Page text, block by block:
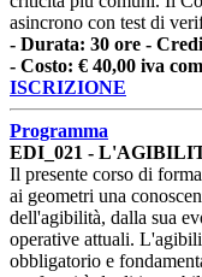
asincrono con test di
- Durata: 30 ore -
- Costo: € 40,00 iva
ISCRIZIONE
Programma
EDI_021 -
Il presente corso di
ai geometri una
dell'agibilità, dalla sua
operative attuali.
obbligatorio e